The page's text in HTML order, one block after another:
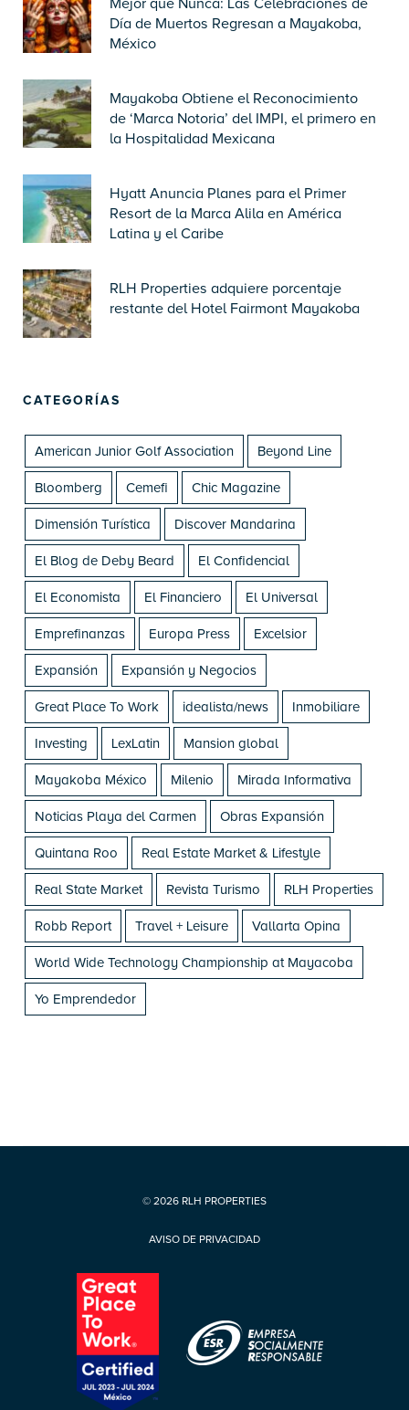
Día de Muertos Regresan a Mayakoba,
México
Mayakoba Obtiene el Reconocimiento
de ‘Marca Notoria’ del IMPI, el primero en
la Hospitalidad Mexicana
Hyatt Anuncia Planes para el Primer
Resort de la Marca Alila en América
Latina y el Caribe
RLH Properties adquiere porcentaje
restante del Hotel Fairmont Mayakoba
CATEGORÍAS
American Junior Golf Association Beyond Line
Bloomberg Cemefi Chic Magazine
Dimensión Turística Discover Mandarina
El Blog de Deby Beard El Confidencial
El Economista El Financiero El Universal
Emprefinanzas Europa Press Excelsior
Expansión Expansión y Negocios
Great Place To Work idealista/news Inmobiliare
Investing LexLatin Mansion global
Mayakoba México Milenio Mirada Informativa
Noticias Playa del Carmen Obras Expansión
Quintana Roo Real Estate Market & Lifestyle
Real State Market Revista Turismo RLH Properties
Robb Report Travel + Leisure Vallarta Opina
World Wide Technology Championship at Mayacoba
Yo Emprendedor
© 2026 RLH PROPERTIES
AVISO DE PRIVACIDAD